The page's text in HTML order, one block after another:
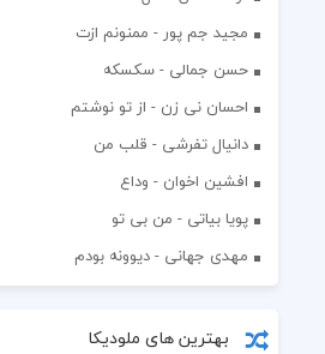
مجید جم پور - ممنونم ازت
حسن جمالی - سکسکه
احسان نی زن - از تو نوشتم
دانیال تفرشی - قلب من
افشين اخوان - وداع
پویا بیاتی - من بی تو
مهدی جهانی - دیوونه بودم
بهترین های ملودیکا